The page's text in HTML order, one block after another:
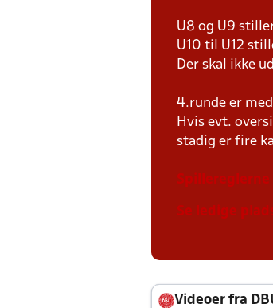
U8 og U9
U10 til U12
Der skal ikke
4.runde er
Hvis evt.
stadig er fire
Se ledige
Videoer fra